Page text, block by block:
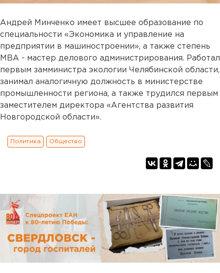
Андрей Минченко имеет высшее образование по
специальности «Экономика и управление на
предприятии в машиностроении», а также степень
MBA - мастер делового администрирования. Работал
первым замминистра экологии Челябинской области,
занимал аналогичную должность в министерстве
промышленности региона, а также трудился первым
заместителем директора «Агентства развития
Новгородской области».
Политика Общество